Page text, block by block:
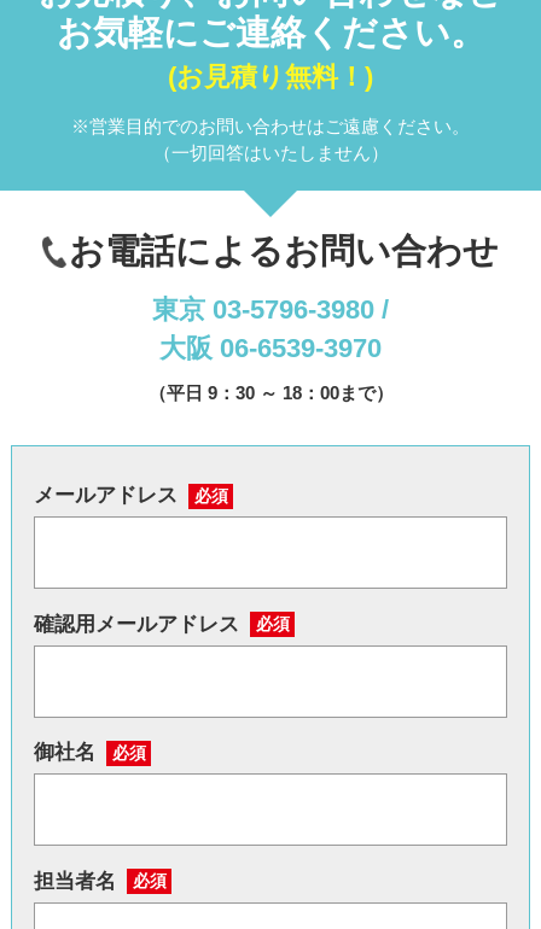
お気軽にご連絡ください。
(お見積り無料！)
※営業目的でのお問い合わせはご遠慮ください。
（一切回答はいたしません）
お電話によるお問い合わせ
東京 03-5796-3980 /
大阪 06-6539-3970
（平日 9：30 ～ 18：00まで）
メールアドレス 必須
確認用メールアドレス 必須
御社名 必須
担当者名 必須